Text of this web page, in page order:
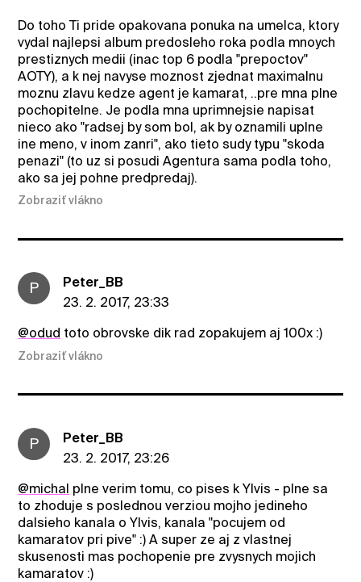
Do toho Ti pride opakovana ponuka na umelca, ktory
vydal najlepsi album predosleho roka podla mnoych
prestiznych medii (inac top 6 podla "prepoctov"
AOTY), a k nej navyse moznost zjednat maximalnu
moznu zlavu kedze agent je kamarat, ..pre mna plne
pochopitelne. Je podla mna uprimnejsie napisat
nieco ako "radsej by som bol, ak by oznamili uplne
ine meno, v inom zanri", ako tieto sudy typu "skoda
penazi" (to uz si posudi Agentura sama podla toho,
ako sa jej pohne predpredaj).
Zobraziť vlákno
P
Peter_BB
23. 2. 2017, 23:33
@odud toto obrovske dik rad zopakujem aj 100x :)
Zobraziť vlákno
P
Peter_BB
23. 2. 2017, 23:26
@michal plne verim tomu, co pises k Ylvis - plne sa
to zhoduje s poslednou verziou mojho jedineho
dalsieho kanala o Ylvis, kanala "pocujem od
kamaratov pri pive" :) A super ze aj z vlastnej
skusenosti mas pochopenie pre zvysnych mojich
kamaratov :)